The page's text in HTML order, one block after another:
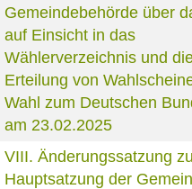
Gemeindebehörde über
auf Einsicht in das
Wählerverzeichnis und
Erteilung von
Wahl zum Deutschen
am 23.02.2025
VIII. Änderungssatzung
Hauptsatzung der